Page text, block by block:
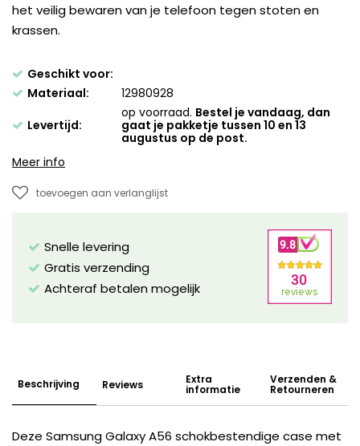
het veilig bewaren van je telefoon tegen stoten en
krassen.
Geschikt voor:
Materiaal:
12980928
Levertijd:
op voorraad. Bestel je vandaag, dan
gaat je pakketje tussen 10 en 13
augustus op de post.
Meer info
toevoegen aan verlanglijst
Snelle levering
Gratis verzending
Achteraf betalen mogelijk
Beschrijving Reviews Extra
informatie
Verzenden &
Retourneren
Deze Samsung Galaxy A56 schokbestendige case met